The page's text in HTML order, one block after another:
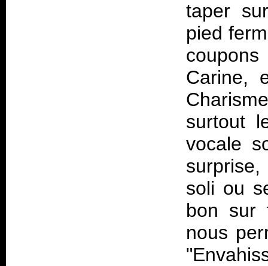
taper
pied
Carine,
surtout
vocale
soli ou
bon sur
nous